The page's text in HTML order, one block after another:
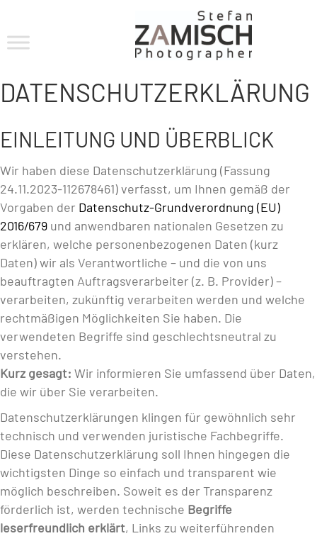
DATENSCHUTZERKLÄRUNG
EINLEITUNG UND ÜBERBLICK
Wir haben diese Datenschutzerklärung (Fassung
24.11.2023-112678461) verfasst, um Ihnen gemäß der
Vorgaben der Datenschutz-Grundverordnung (EU)
2016/679 und anwendbaren nationalen Gesetzen zu
erklären, welche personenbezogenen Daten (kurz
Daten) wir als Verantwortliche – und die von uns
beauftragten Auftragsverarbeiter (z. B. Provider) –
verarbeiten, zukünftig verarbeiten werden und welche
rechtmäßigen Möglichkeiten Sie haben. Die
verwendeten Begriffe sind geschlechtsneutral zu
verstehen.
Kurz gesagt: Wir informieren Sie umfassend über Daten,
die wir über Sie verarbeiten.
Datenschutzerklärungen klingen für gewöhnlich sehr
technisch und verwenden juristische Fachbegriffe.
Diese Datenschutzerklärung soll Ihnen hingegen die
wichtigsten Dinge so einfach und transparent wie
möglich beschreiben. Soweit es der Transparenz
förderlich ist, werden technische Begriffe
leserfreundlich erklärt, Links zu weiterführenden